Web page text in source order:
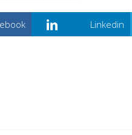
Linkedin